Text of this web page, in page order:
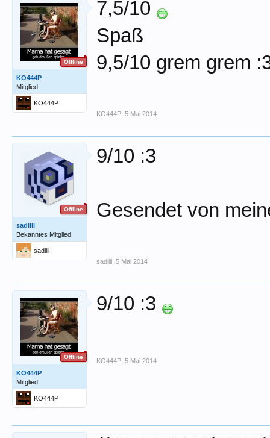
Offline
KO444P
Mitglied
KO444P
7,5/10
Spaß
9,5/10 grem grem
KO444P 5 Mai 2014
Offline
sadiiii
Bekanntes Mitglied
sadiiii
9/10 :3
Gesendet von
sadiiii 5 Mai 2014
Offline
KO444P
Mitglied
KO444P
9/10 :3
KO444P 5 Mai 2014